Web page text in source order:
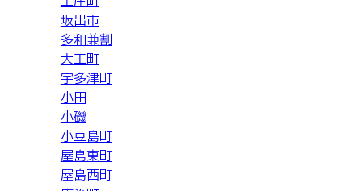
坂出市
多和兼割
大工町
宇多津町
小田
小磯
小豆島町
屋島東町
屋島西町